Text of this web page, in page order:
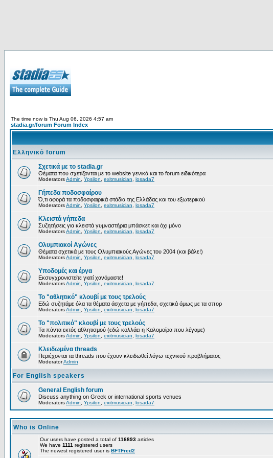
The time now is Thu Aug 06, 2026 4:57 am
stadia.gr/forum Forum Index
Ελληνικό forum
Σχετικά με το stadia.gr
Θέματα που σχετίζονται με το website γενικά και το forum ειδικότερα
ModeratorsAdmin Ypsilon exitmusician losada7
Γήπεδα ποδοσφαίρου
Ό,τι αφορά τα ποδοσφαιρικά στάδια της Ελλάδας και του εξωτερικού
ModeratorsAdmin Ypsilon exitmusician losada7
Κλειστά γήπεδα
Συζητήσεις για κλειστά γυμναστήρια μπάσκετ και όχι μόνο
ModeratorsAdmin Ypsilon exitmusician losada7
Ολυμπιακοί Αγώνες
Θέματα σχετικά με τους Ολυμπιακούς Αγώνες του 2004 (και βάλε!)
ModeratorsAdmin Ypsilon exitmusician losada7
Υποδομές και έργα
Εκσυγχρονιστείτε γιατί χανόμαστε!
ModeratorsAdmin Ypsilon exitmusician losada7
Το "αθλητικό" κλουβί με τους τρελούς
Εδώ συζητάμε όλα τα θέματα άσχετα με γήπεδα, σχετικά όμως με τα σπορ
ModeratorsAdmin Ypsilon exitmusician losada7
Το "πολιτικό" κλουβί με τους τρελούς
Τα πάντα εκτός αθλητισμού (εδώ κολλάει η Καλομοίρα που λέγαμε)
ModeratorsAdmin Ypsilon exitmusician losada7
Κλειδωμένα threads
Περιέχονται τα threads που έχουν κλειδωθεί λόγω τεχνικού προβλήματος
ModeratorAdmin
For English speakers
General English forum
Discuss anything on Greek or international sports venues
ModeratorsAdmin Ypsilon exitmusician losada7
Who is Online
Our users have posted a total of 116893 articles
We have 1111 registered users
The newest registered user is BFTFred2